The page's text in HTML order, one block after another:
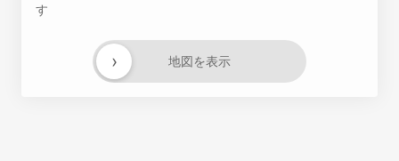
す
地図を表示
›